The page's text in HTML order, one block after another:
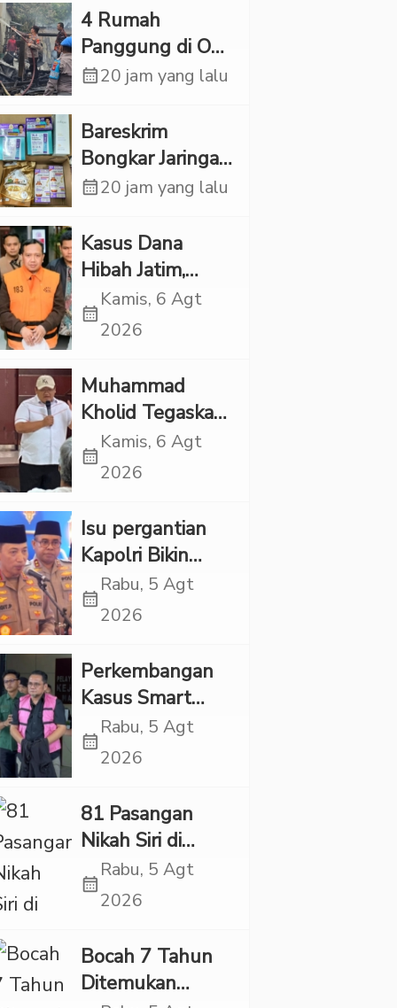
Kapolres Tapsel
‎4 Rumah
Panggung di OKI
Ludes Terbakar,
Rp1 Miliar
calendar_month20 jam yang lalu
Bareskrim
Bongkar Jaringan
Etomidate dari
Pelaku Ditangkap
calendar_month20 jam yang lalu
Kasus Dana
Hibah Jatim,
Siliwangi: Partai
Punya Tanggung
calendar_month
Kamis, 6 Agt
2026
Muhammad
Kholid Tegaskan
Propaganda
LGBT Harus
Minta Negara
Melindungi
Korban
calendar_month
Kamis, 6 Agt
2026
Isu pergantian
Kapolri Bikin
Panas, JMP Puji
Respons Jenderal
“Adem”
calendar_month
Rabu, 5 Agt
2026
Perkembangan
Kasus Smart
Village, Jaksa
Kembali Periksa
calendar_month
Rabu, 5 Agt
2026
81 Pasangan
Nikah Siri di
Tapsel Ikuti
Sidang Isbat
calendar_month
Rabu, 5 Agt
2026
Bocah 7 Tahun
Ditemukan